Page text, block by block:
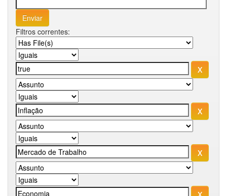
Filtros correntes: